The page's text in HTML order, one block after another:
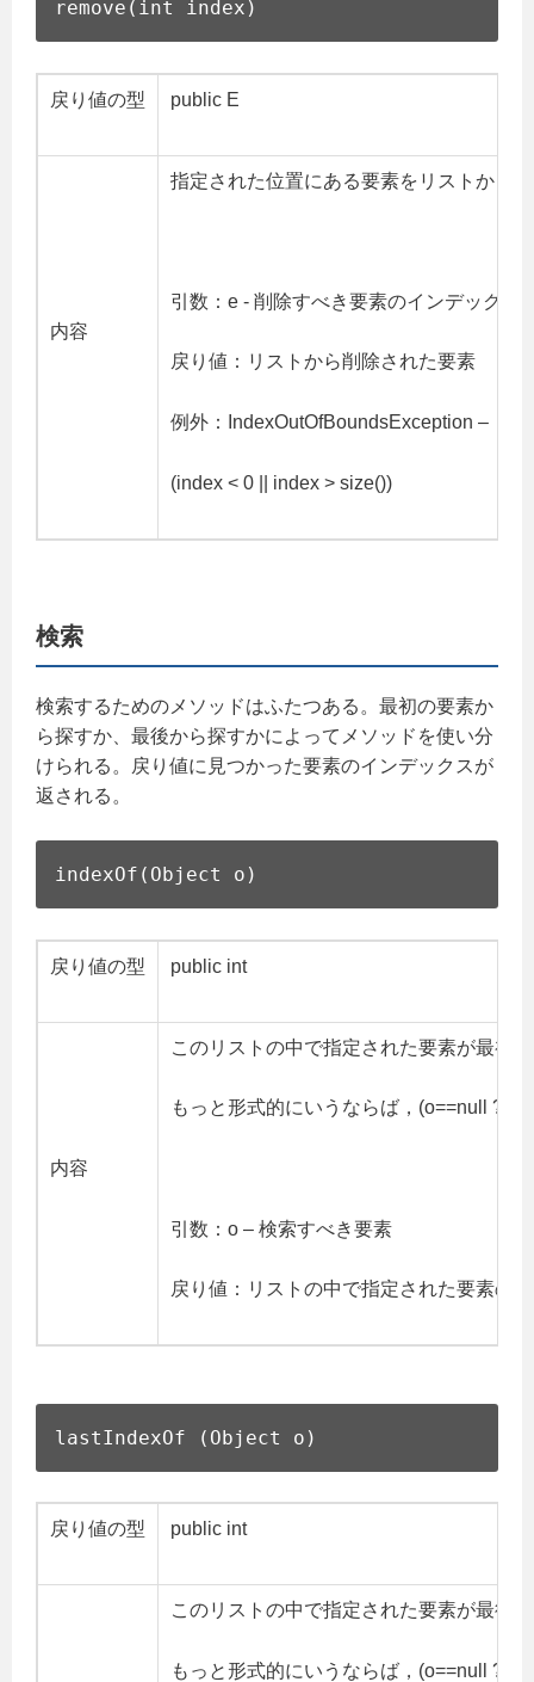
remove(int index)
戻り値の型 public E
内容
指定された位置にある要素をリストから
引数：e - 削除すべき要素のインデックス
戻り値：リストから削除された要素
例外：IndexOutOfBoundsException – も
(index < 0 || index > size())
検索
検索するためのメソッドはふたつある。最初の要素か
ら探すか、最後から探すかによってメソッドを使い分
けられる。戻り値に見つかった要素のインデックスが
返される。
indexOf(Object o)
戻り値の型 public int
内容
このリストの中で指定された要素が最初
もっと形式的にいうならば，(o==null ?
引数：o – 検索すべき要素
戻り値：リストの中で指定された要素の
lastIndexOf (Object o)
戻り値の型 public int
このリストの中で指定された要素が最後
もっと形式的にいうならば，(o==null ?